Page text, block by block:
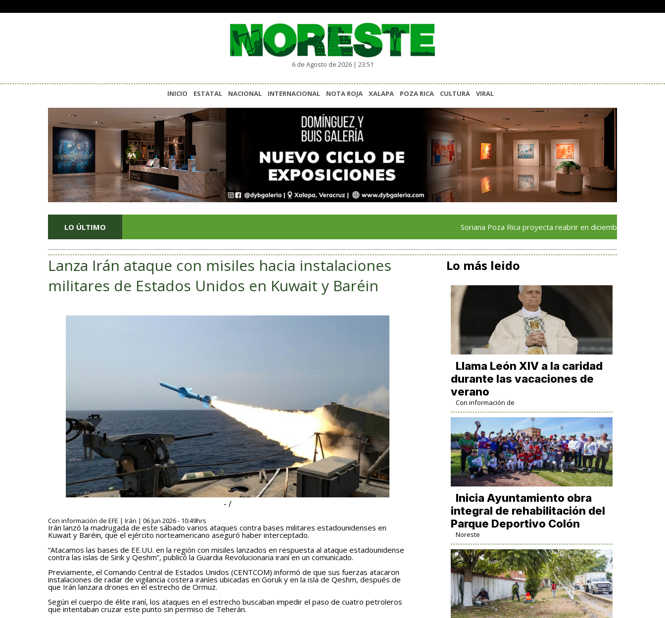
6 de Agosto de 2026 | 23:51
INICIO ESTATAL NACIONAL INTERNACIONAL NOTA ROJA XALAPA POZA RICA CULTURA VIRAL
LO ÚLTIMO Soriana Poza Rica proyecta reabrir en diciembre tras avance del 70 %
Lanza Irán ataque con misiles hacia instalaciones
militares de Estados Unidos en Kuwait y Baréin
- /
Con información de EFE | Irán | 06 Jun 2026 - 10:49hrs
Irán lanzó la madrugada de este sábado varios ataques contra bases militares estadounidenses en
Kuwait y Baréin, que el ejército norteamericano aseguró haber interceptado.
“Atacamos las bases de EE.UU. en la región con misiles lanzados en respuesta al ataque estadounidense
contra las islas de Sirik y Qeshm”, publicó la Guardia Revolucionaria iraní en un comunicado.
Previamente, el Comando Central de Estados Unidos (CENTCOM) informó de que sus fuerzas atacaron
instalaciones de radar de vigilancia costera iraníes ubicadas en Goruk y en la isla de Qeshm, después de
que Irán lanzara drones en el estrecho de Ormuz.
Según el cuerpo de élite iraní, los ataques en el estrecho buscaban impedir el paso de cuatro petroleros
que intentaban cruzar este punto sin permiso de Teherán.
Lo más leido
Llama León XIV a la caridad
durante las vacaciones de
verano
Con información de
Inicia Ayuntamiento obra
integral de rehabilitación del
Parque Deportivo Colón
Noreste